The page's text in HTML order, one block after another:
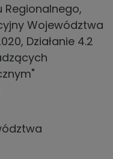
Regionalnego,
Województwa
Działanie 4.2